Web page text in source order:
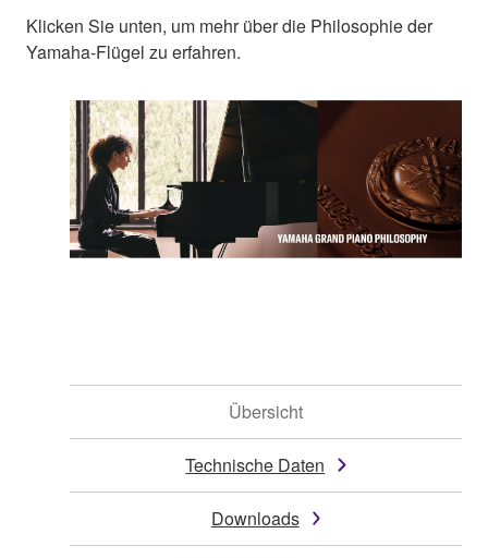
Klicken Sie unten, um mehr über die Philosophie der
Yamaha-Flügel zu erfahren.
Übersicht
Technische Daten
Downloads